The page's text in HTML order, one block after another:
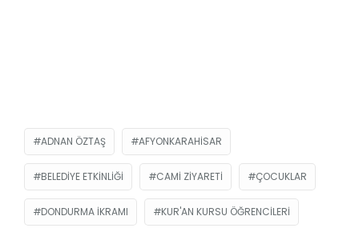
ADNAN ÖZTAŞ AFYONKARAHISAR
BELEDIYE ETKINLIĞI CAMI ZIYARETI ÇOCUKLAR
DONDURMA IKRAMI KUR'AN KURSU ÖĞRENCILERI